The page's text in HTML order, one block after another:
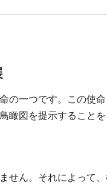
一つです。この使
瞰図を提示することを
せん。それによって